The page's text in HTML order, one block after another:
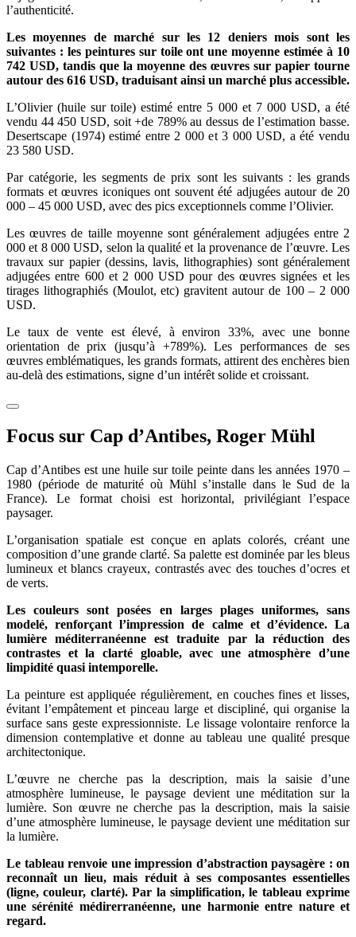
l’authenticité.
Les moyennes de marché sur les 12 deniers mois sont les
suivantes : les peintures sur toile ont une moyenne estimée à 10
742 USD, tandis que la moyenne des œuvres sur papier tourne
autour des 616 USD, traduisant ainsi un marché plus accessible.
L’Olivier (huile sur toile) estimé entre 5 000 et 7 000 USD, a été
vendu 44 450 USD, soit +de 789% au dessus de l’estimation basse.
Desertscape (1974) estimé entre 2 000 et 3 000 USD, a été vendu
23 580 USD.
Par catégorie, les segments de prix sont les suivants : les grands
formats et œuvres iconiques ont souvent été adjugées autour de 20
000 – 45 000 USD, avec des pics exceptionnels comme l’Olivier.
Les œuvres de taille moyenne sont généralement adjugées entre 2
000 et 8 000 USD, selon la qualité et la provenance de l’œuvre. Les
travaux sur papier (dessins, lavis, lithographies) sont généralement
adjugées entre 600 et 2 000 USD pour des œuvres signées et les
tirages lithographiés (Moulot, etc) gravitent autour de 100 – 2 000
USD.
Le taux de vente est élevé, à environ 33%, avec une bonne
orientation de prix (jusqu’à +789%). Les performances de ses
œuvres emblématiques, les grands formats, attirent des enchères bien
au-delà des estimations, signe d’un intérêt solide et croissant.
Focus sur Cap d’Antibes, Roger Mühl
Cap d’Antibes est une huile sur toile peinte dans les années 1970 –
1980 (période de maturité où Mühl s’installe dans le Sud de la
France). Le format choisi est horizontal, privilégiant l’espace
paysager.
L’organisation spatiale est conçue en aplats colorés, créant une
composition d’une grande clarté. Sa palette est dominée par les bleus
lumineux et blancs crayeux, contrastés avec des touches d’ocres et
de verts.
Les couleurs sont posées en larges plages uniformes, sans
modelé, renforçant l’impression de calme et d’évidence. La
lumière méditerranéenne est traduite par la réduction des
contrastes et la clarté gloable, avec une atmosphère d’une
limpidité quasi intemporelle.
La peinture est appliquée régulièrement, en couches fines et lisses,
évitant l’empâtement et pinceau large et discipliné, qui organise la
surface sans geste expressionniste. Le lissage volontaire renforce la
dimension contemplative et donne au tableau une qualité presque
architectonique.
L’œuvre ne cherche pas la description, mais la saisie d’une
atmosphère lumineuse, le paysage devient une méditation sur la
lumière. Son œuvre ne cherche pas la description, mais la saisie
d’une atmosphère lumineuse, le paysage devient une méditation sur
la lumière.
Le tableau renvoie une impression d’abstraction paysagère : on
reconnaît un lieu, mais réduit à ses composantes essentielles
(ligne, couleur, clarté). Par la simplification, le tableau exprime
une sérénité médirerranéenne, une harmonie entre nature et
regard.